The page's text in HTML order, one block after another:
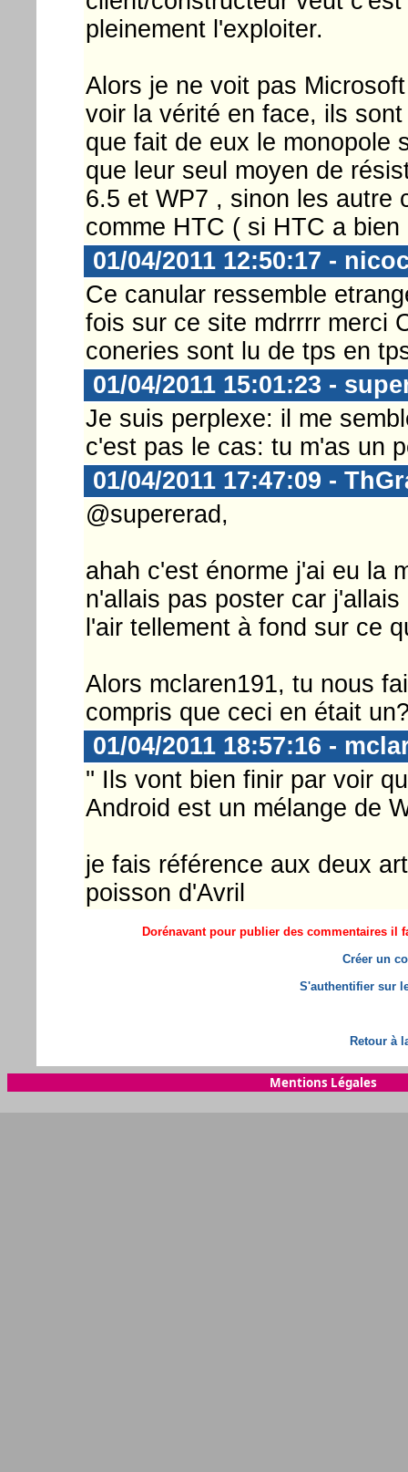
pleinement l'exploiter.
Alors je ne voit pas
voir la vérité en face, ils
que fait de eux le monopole
que leur seul moyen de
6.5 et WP7 , sinon les autre
comme HTC ( si HTC a bien
01/04/2011 12:50:17 -
Ce canular ressemble
fois sur ce site mdrrrr merci
coneries sont lu de tps en
01/04/2011 15:01:23 -
Je suis perplexe: il me
c'est pas le cas: tu m'as un
01/04/2011 17:47:09 -
@supererad,
ahah c'est énorme j'ai eu la
n'allais pas poster car
l'air tellement à fond sur ce
Alors mclaren191, tu nous
compris que ceci en était
01/04/2011 18:57:16 -
'' Ils vont bien finir par voir
Android est un mélange de
je fais référence aux deux
poisson d'Avril
Dorénavant pour publier des commentaires il
Créer un
S'authentifier sur
Retour à
Mentions Légales